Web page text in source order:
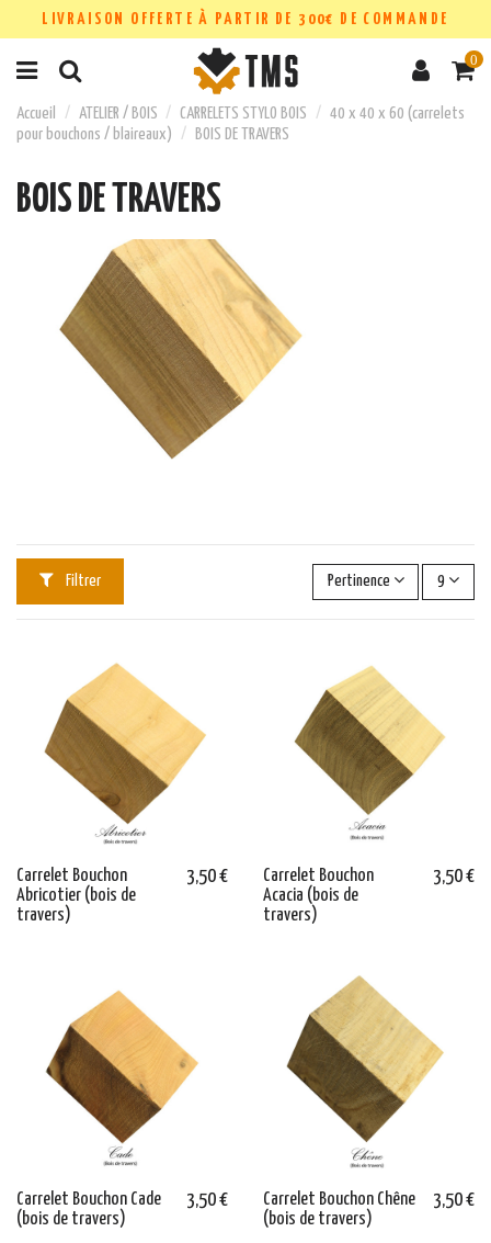
LIVRAISON OFFERTE À PARTIR DE 300€ DE COMMANDE
0
Accueil ATELIER / BOIS CARRELETS STYLO BOIS
40 x 40 x 60 (carrelets
pour bouchons / blaireaux)
BOIS DE TRAVERS
BOIS DE TRAVERS
Filtrer Pertinence 9
Carrelet Bouchon
Abricotier (bois de
travers)
3,50 €
Carrelet Bouchon
Acacia (bois de
travers)
3,50 €
Carrelet Bouchon Cade
(bois de travers)
3,50 €
Carrelet Bouchon Chêne
(bois de travers)
3,50 €